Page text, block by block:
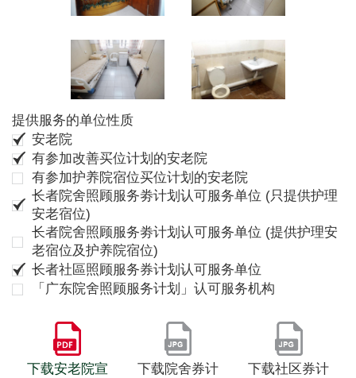
提供服务的单位性质
安老院
有参加改善买位计划的安老院
有参加护养院宿位买位计划的安老院
长者院舍照顾服务劵计划认可服务单位 (只提供护理
安老宿位)
长者院舍照顾服务劵计划认可服务单位 (提供护理安
老宿位及护养院宿位)
长者社區照顾服务券计划认可服务单位
「广东院舍照顾服务计划」认可服务机构
下载安老院宣
下载院舍券计
下载社区券计